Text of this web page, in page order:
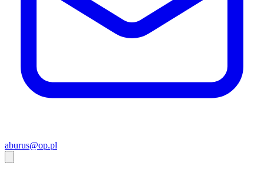
aburus@op.pl